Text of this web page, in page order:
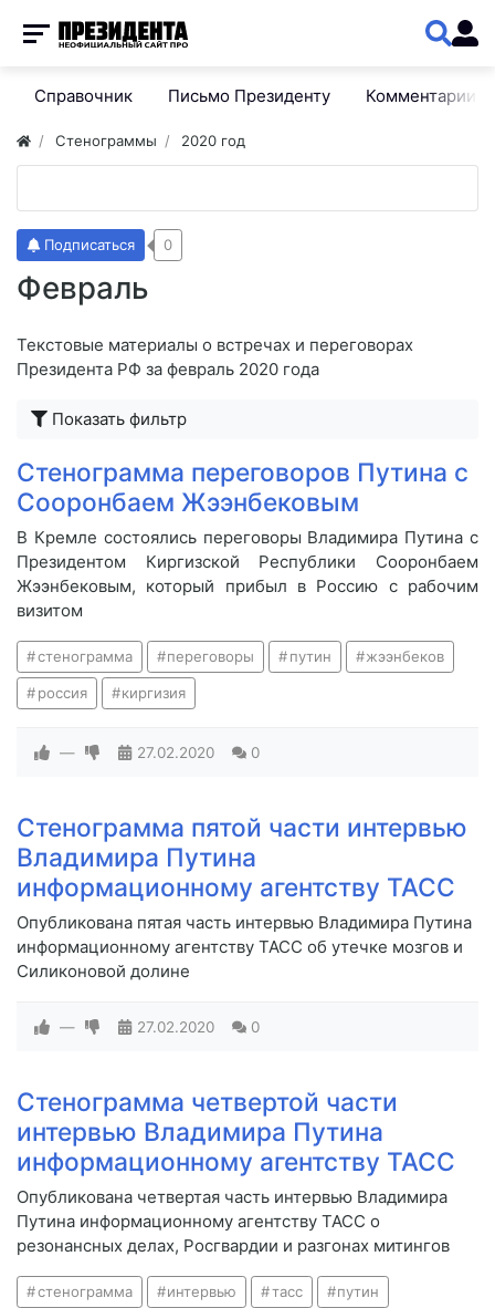
Справочник Письмо Президенту Комментарии
Стенограммы 2020 год
Февраль
Подписаться 0
Текстовые материалы о встречах и переговорах
Президента РФ за февраль 2020 года
Показать фильтр
Стенограмма переговоров Путина с
Сооронбаем Жээнбековым
В Кремле состоялись переговоры Владимира Путина с
Президентом Киргизской Республики Сооронбаем
Жээнбековым, который прибыл в Россию с рабочим
визитом
стенограмма переговоры путин жээнбеков
россия киргизия
— 27.02.2020 0
Стенограмма пятой части интервью
Владимира Путина
информационному агентству ТАСС
Опубликована пятая часть интервью Владимира Путина
информационному агентству ТАСС об утечке мозгов и
Силиконовой долине
— 27.02.2020 0
Стенограмма четвертой части
интервью Владимира Путина
информационному агентству ТАСС
Опубликована четвертая часть интервью Владимира
Путина информационному агентству ТАСС о
резонансных делах, Росгвардии и разгонах митингов
стенограмма интервью тасс путин